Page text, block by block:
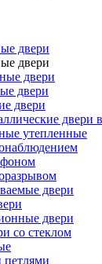
двери
двери
двери
двери
двери
двери
утепленные
двери
двери
со стеклом